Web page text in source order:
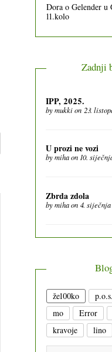
Dorao Gelender u
11.kolo
Zadnji
IPP, 2025.
bymukkion 23.
U prozi ne vozi
bymihaon 10.
Zbrda zdola
bymihaon 4.
že100ko p.o.s.
mo
Error
kravoje
lino